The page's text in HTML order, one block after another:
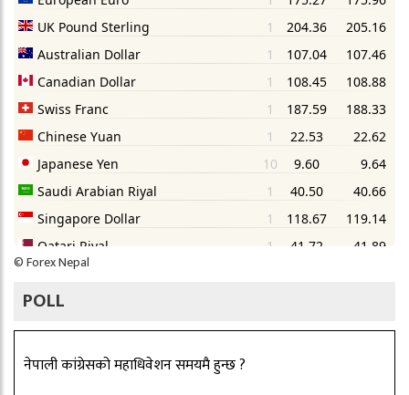
©Forex Nepal
POLL
नेपाली कांग्रेसको महाधिवेशन समयमै हुन्छ ?